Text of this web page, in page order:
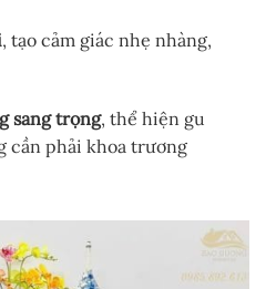
, tạo cảm giác nhẹ nhàng,
sang trọng, thể hiện gu
cần phải khoa trương